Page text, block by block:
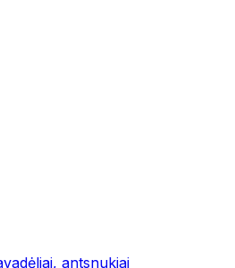
antsnukiai